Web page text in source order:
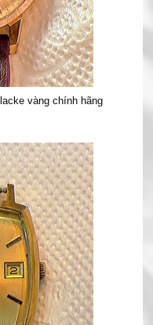
vàng chính hãng